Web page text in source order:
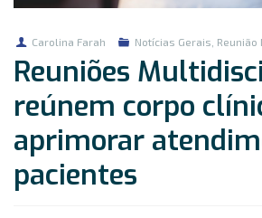
Carolina Farah Notícias Gerais
Reuniões
reúnem corpo
aprimorar
pacientes